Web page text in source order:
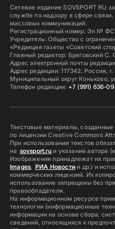
Сетевое издание SOVSPORT RU
службе по надзору в сфере
массовых коммуникаций.
Регистрационный номер: Эл № ФС
Учредитель: Общество с
«Редакция газеты «Советский
Главный редактор: Бреговский С.
Адрес электронной почты
Адрес редакции: 117342, Россия,
Муниципальный округ Коньково,
Телефон редакции: +7 (991) 636-
Текстовые материалы,
по лицензии Creative Commons
При использовании текстов
на sovsport.ruи указание автора
Изображения принадлежат их
Images, РИА Новостии др.) и
коммерческих лицензий. Их
использование запрещены без
правообладателя.
На информационном ресурсе
технологии (информационные
информации на основе сбора,
сведений, относящихся к